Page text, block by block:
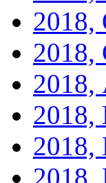
2018,
2018,
2018,